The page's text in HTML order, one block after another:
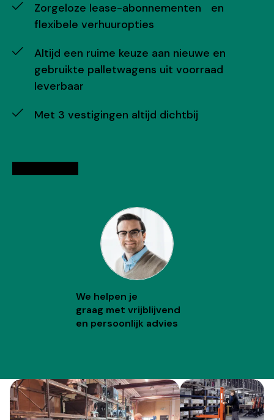
Zorgeloze lease-abonnementen en
flexibele verhuuropties
Altijd een ruime keuze aan nieuwe en
gebruikte palletwagens uit voorraad
leverbaar
Met 3 vestigingen altijd dichtbij
We helpen je
graag met vrijblijvend
en persoonlijk advies